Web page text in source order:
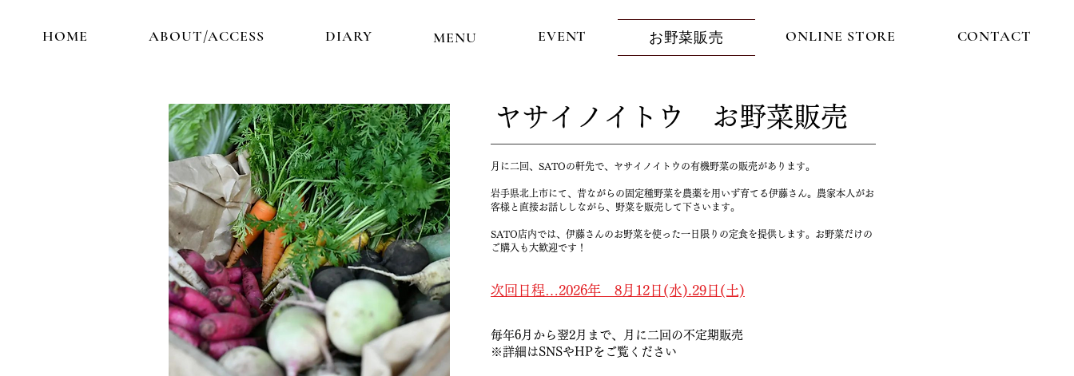
HOME ABOUT/ACCESS DIARY MENU EVENT お野菜販売 ONLINE STORE CONTACT
ヤサイノイトウ お野菜販売
月に二回、SATOの軒先で、ヤサイノイトウの有機野菜の販売があります。
岩手県北上市にて、昔ながらの固定種野菜を農薬を用いず育てる伊藤さん。農家本人がお
客様と直接お話ししながら、野菜を販売して下さいます。
SATO店内では、伊藤さんのお野菜を使った一日限りの定食を提供します。お野菜だけの
ご購入も大歓迎です！
次回 日程…2026年 8月12日(水).29日(土)
毎年6月から翌2月まで、月に二回の不定期販売
※詳細はSNSやHPをご覧ください